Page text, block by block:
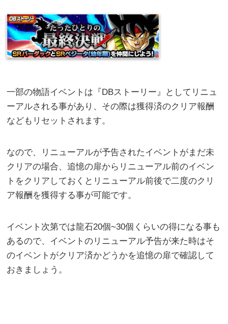
一部の物語イベントは『DBストーリー』としてリニュ
ーアルされる事があり、その際は獲得済のクリア報酬
などもリセットされます。
なので、リニューアルが予告されたイベントがまだ未
クリアの場合、追憶の扉からリニューアル前のイベン
トをクリアしておくとリニューアル前後で二度のクリ
ア報酬を獲得する事が可能です。
イベント次第では龍石20個~30個くらいの得になる事も
あるので、イベントのリニューアル予告が来た時はそ
のイベントがクリア済かどうかを追憶の扉で確認して
おきましょう。